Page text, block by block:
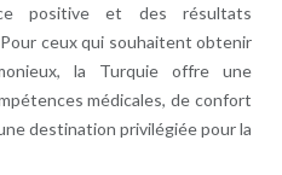
positive et des résultats
ceux qui souhaitent obtenir
la Turquie offre une
médicales, de confort
destination privilégiée pour la